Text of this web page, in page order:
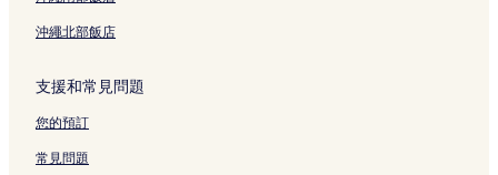
沖繩北部飯店
支援和常見問題
您的預訂
常見問題